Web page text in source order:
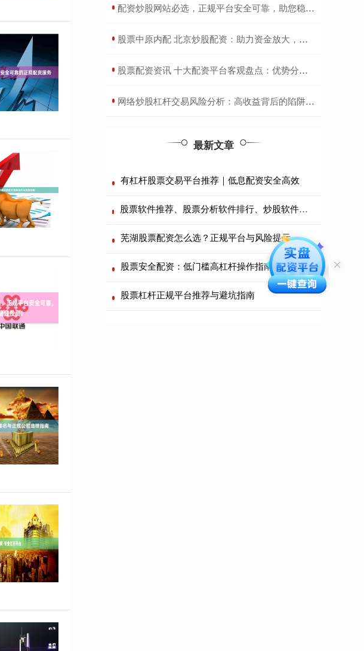
​配资炒股网站必选，正规平台安全可靠，助您稳健投资！
​股票中原内配 北京炒股配资：助力资金放大，提升收益潜力
​股票配资资讯 十大配资平台客观盘点：优势分析与合规提醒
​网络炒股杠杆交易风险分析：高收益背后的陷阱与防范
最新文章
有杠杆股票交易平台推荐｜低息配资安全高效
股票软件推荐、股票分析软件排行、炒股软件哪个好、免费股票软件
芜湖股票配资怎么选？正规平台与风险提示
股票安全配资：低门槛高杠杆操作指南
股票杠杆正规平台推荐与避坑指南